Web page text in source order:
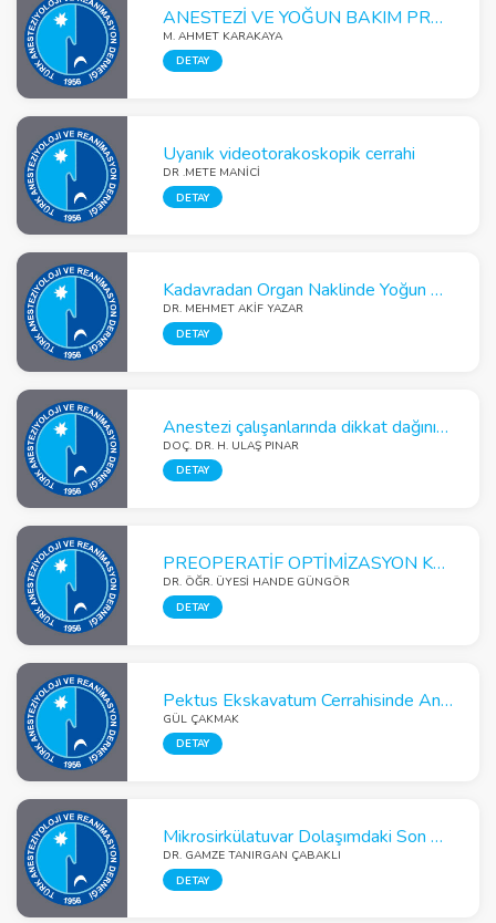
ANESTEZİ VE YOĞUN BAKIM PRATİĞİNDE ELASTOGRAFİ
M. AHMET KARAKAYA
DETAY
Uyanık videotorakoskopik cerrahi
DR .METE MANİCİ
DETAY
Kadavradan Organ Naklinde Yoğun Bakım Hemşirelerinin İsteklilik ve Algı Tutumlarını İyileştirmede Farklı Bir Eğitim Modeli: Aktif Hasta Katılımı
DR. MEHMET AKIF YAZAR
DETAY
Anestezi çalışanlarında dikkat dağınıklığına neden olan faktörler
DOÇ. DR. H. ULAŞ PINAR
DETAY
PREOPERATİF OPTİMİZASYON Küçük Şeyler BÜYÜK FARKLAR
DR. ÖĞR. ÜYESI HANDE GÜNGÖR
DETAY
Pektus Ekskavatum Cerrahisinde Anestezi ve Ağrı Yönetimi
GÜL ÇAKMAK
DETAY
Mikrosirkülatuvar Dolaşımdaki Son Gelişmeler
DR. GAMZE TANIRGAN ÇABAKLI
DETAY